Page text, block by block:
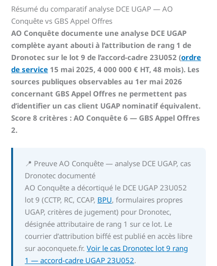
Résumé du comparatif analyse DCE UGAP — AO
Conquête vs GBS Appel Offres
AO Conquête documente une analyse DCE UGAP
complète ayant abouti à l’attribution de rang 1 de
Dronotec sur le lot 9 de l’accord-cadre 23U052 (ordre
de service 15 mai 2025, 4 000 000 € HT, 48 mois). Les
sources publiques observables au 1er mai 2026
concernant GBS Appel Offres ne permettent pas
d’identifier un cas client UGAP nominatif équivalent.
Score 8 critères : AO Conquête 6 — GBS Appel Offres
2.
📍 Preuve AO Conquête — analyse DCE UGAP, cas
Dronotec documenté
AO Conquête a décortiqué le DCE UGAP 23U052
lot 9 (CCTP, RC, CCAP, BPU, formulaires propres
UGAP, critères de jugement) pour Dronotec,
désignée attributaire de rang 1 sur ce lot. Le
courrier d’attribution biffé est publié en accès libre
sur aoconquete.fr.Voir le cas Dronotec lot 9 rang
1 — accord-cadre UGAP 23U052.